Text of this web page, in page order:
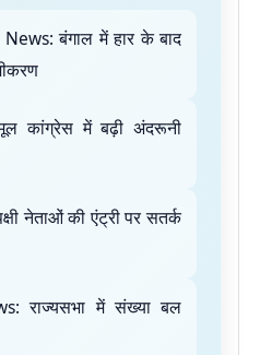
बंगाल में हार के बाद
कांग्रेस में बढ़ी अंदरूनी
नेताओं की एंट्री पर सतर्क
राज्यसभा में संख्या बल